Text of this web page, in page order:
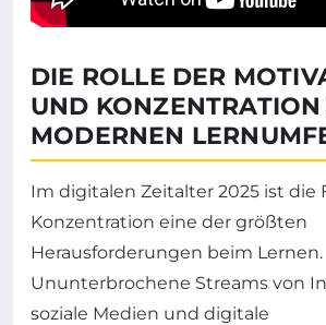
DIE ROLLE DER
UND
MODERNEN
Im digitalen Zeitalter 2025 ist die
Konzentration eine der größten
Herausforderungen beim Lernen.
Ununterbrochene Streams von
soziale Medien und digitale